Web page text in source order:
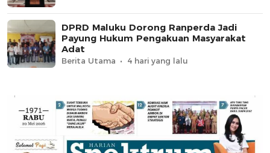
DPRD Maluku Dorong Ranperda Jadi
Payung Hukum Pengakuan Masyarakat
Adat
Berita Utama 4 hari yang lalu